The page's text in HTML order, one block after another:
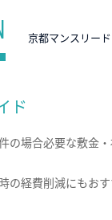
京都マンスリー
ド
の場合必要な敷金
の経費削減にもおす